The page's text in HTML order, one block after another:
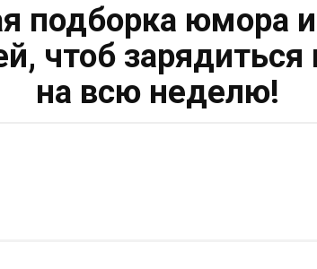
подборка юмора
чтоб
на всю неделю!